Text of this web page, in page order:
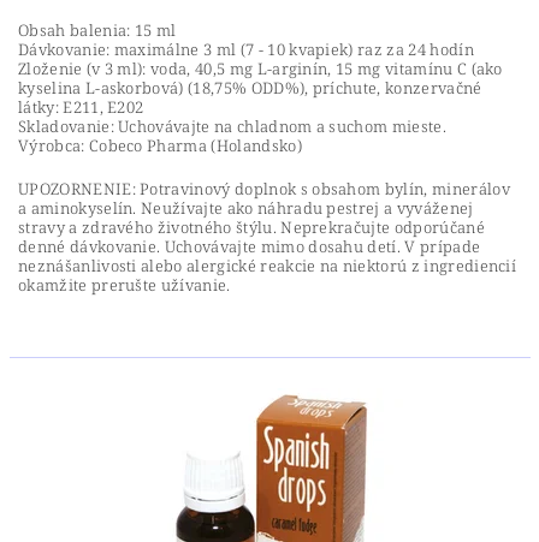
Obsah balenia: 15 ml
Dávkovanie: maximálne 3 ml (7 - 10 kvapiek) raz za 24 hodín
Zloženie (v 3 ml): voda, 40,5 mg L-arginín, 15 mg vitamínu C (ako
kyselina L-askorbová) (18,75% ODD%), príchute, konzervačné
látky: E211, E202
Skladovanie: Uchovávajte na chladnom a suchom mieste.
Výrobca: Cobeco Pharma (Holandsko)
UPOZORNENIE: Potravinový doplnok s obsahom bylín, minerálov
a aminokyselín. Neužívajte ako náhradu pestrej a vyváženej
stravy a zdravého životného štýlu. Neprekračujte odporúčané
denné dávkovanie. Uchovávajte mimo dosahu detí. V prípade
neznášanlivosti alebo alergické reakcie na niektorú z ingrediencií
okamžite prerušte užívanie.